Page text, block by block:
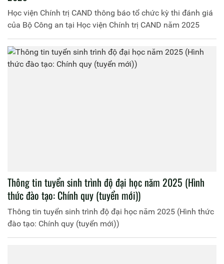
Học viện Chính trị CAND thông báo tổ chức kỳ thi đánh giá
của Bộ Công an tại Học viện Chính trị CAND năm 2025
Thông tin tuyển sinh trình độ đại học năm 2025 (Hình
thức đào tạo: Chính quy (tuyển mới))
Thông tin tuyển sinh trình độ đại học năm 2025 (Hình thức
đào tạo: Chính quy (tuyển mới))